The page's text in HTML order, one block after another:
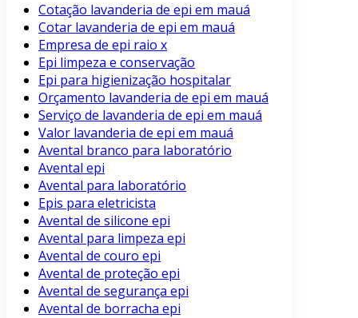
Cotação lavanderia de epi em mauá
Cotar lavanderia de epi em mauá
Empresa de epi raio x
Epi limpeza e conservação
Epi para higienização hospitalar
Orçamento lavanderia de epi em mauá
Serviço de lavanderia de epi em mauá
Valor lavanderia de epi em mauá
Avental branco para laboratório
Avental epi
Avental para laboratório
Epis para eletricista
Avental de silicone epi
Avental para limpeza epi
Avental de couro epi
Avental de proteção epi
Avental de segurança epi
Avental de borracha epi